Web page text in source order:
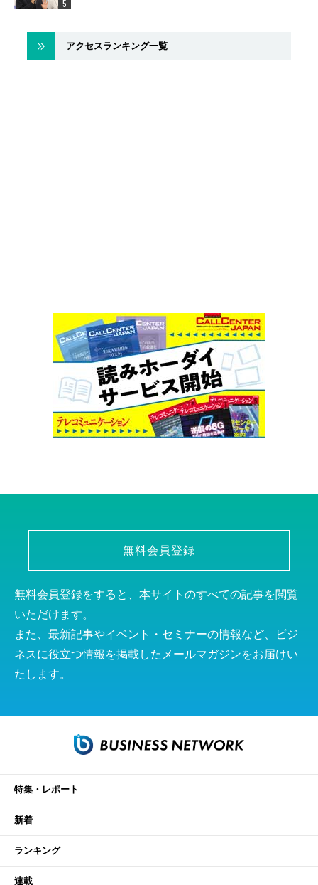
アクセスランキング一覧
無料会員登録
無料会員登録をすると、本サイトのすべての記事を閲覧
いただけます。
また、最新記事やイベント・セミナーの情報など、ビジ
ネスに役立つ情報を掲載したメールマガジンをお届けい
たします。
特集・レポート
新着
ランキング
連載